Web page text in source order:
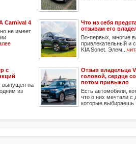
Carnival 4
не имеет
Что из себя
отзывам его
Во-первых, многие
привлекательный и
KIA Sonet. Элем...
с
выпущен на
из
Отзыв владельца
головой, сердце
потом привыкло
Есть автомобили,
что о них мечтали с
которые выбираешь